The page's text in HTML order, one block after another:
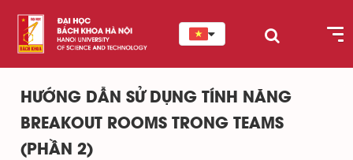
HƯỚNG DẪN SỬ DỤNG TÍNH NĂNG
BREAKOUT ROOMS TRONG TEAMS
(PHẦN 2)